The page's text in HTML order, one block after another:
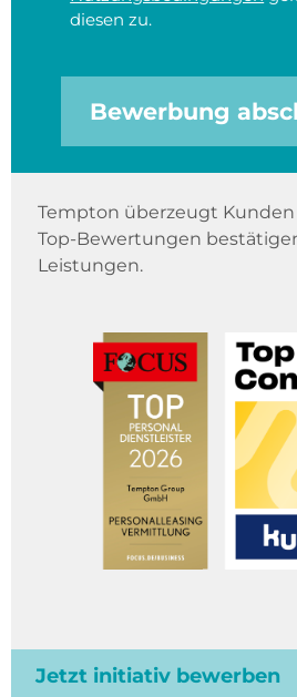
diesen zu.
Bewerbung
Tempton überzeugt
Top-Bewertungen
Leistungen.
Jetzt initiativ bewerben